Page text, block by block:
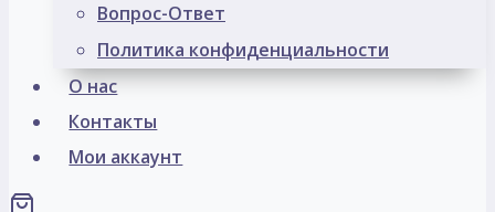
Вопрос-Ответ
Политика конфиденциальности
О нас
Контакты
Мои аккаунт